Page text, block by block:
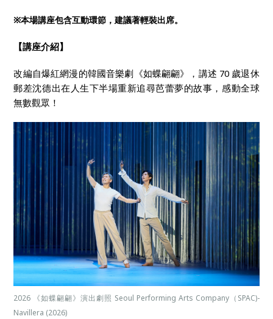
※本場講座包含互動環節，建議著輕裝出席。
【講座介紹】
改編自爆紅網漫的韓國音樂劇《如蝶翩翩》，講述 70 歲退休
郵差沈德出在人生下半場重新追尋芭蕾夢的故事，感動全球
無數觀眾！
2026 《如蝶翩翩》演出劇照 Seoul Performing Arts Company（SPAC)-
Navillera (2026)